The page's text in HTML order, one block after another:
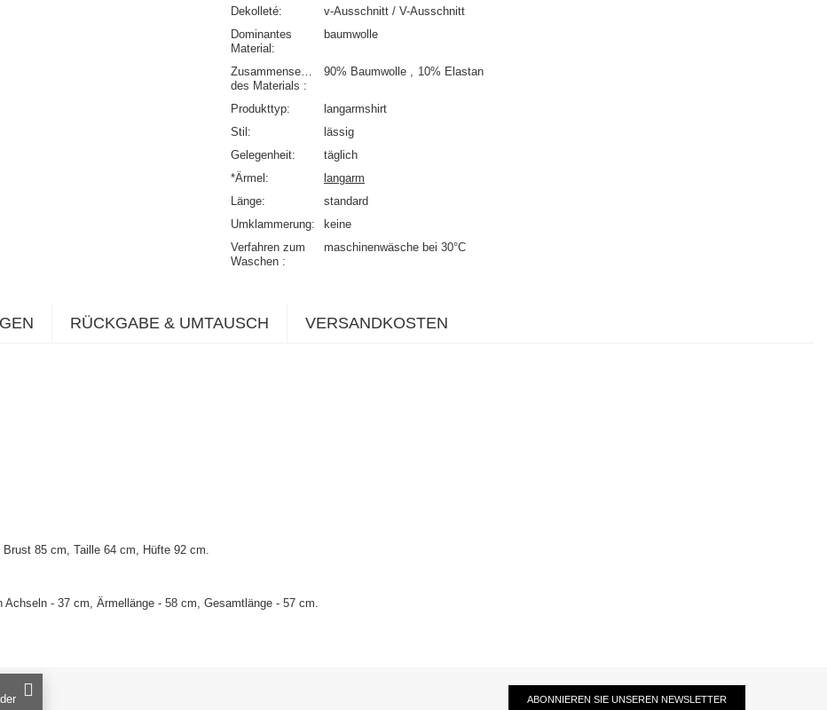
Dekolleté
v-Ausschnitt / V-Ausschnitt
Dominantes
Material
baumwolle
Zusammensetzung
des Materials
90% Baumwolle 10% Elastan
Produkttyp
langarmshirt
Stil
lässig
Gelegenheit
täglich
*Ärmel
langarm
Länge
standard
Umklammerung
keine
Verfahren zum
Waschen
maschinenwäsche bei 30°C
RÜCKGABE & UMTAUSCH VERSANDKOSTEN
85 cm, Taille 64 cm, Hüfte 92 cm.
- 37 cm, Ärmellänge - 58 cm, Gesamtlänge - 57 cm.
ABONNIEREN SIE UNSEREN NEWSLETTER